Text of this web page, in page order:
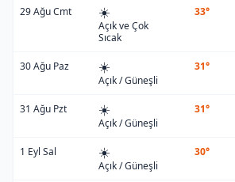
29 Ağu Cmt ☀️
Açık ve Çok
Sıcak
33°
30 Ağu Paz ☀️
Açık / Güneşli
31°
31 Ağu Pzt ☀️
Açık / Güneşli
31°
1 Eyl Sal ☀️
Açık / Güneşli
30°